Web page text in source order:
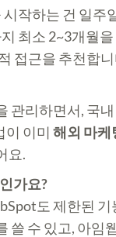
작하는 건 일주
최소 2~3개월
접근을 추천합
관리하면서, 국
이 이미 해외 마케
요.
가요?
도 제한된
쓸 수 있고, 아임